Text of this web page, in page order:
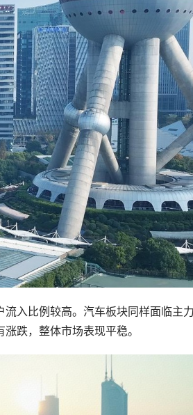
入比例较高。汽车板块同样面临主
跌，整体市场表现平稳。